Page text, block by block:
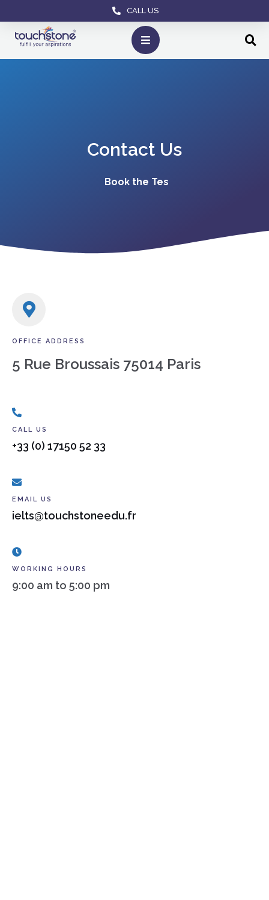
CALL US
Contact Us
Book the Test
OFFICE ADDRESS
5 Rue Broussais 75014 Paris
CALL US
+33 (0) 17150 52 33
EMAIL US
ielts@touchstoneedu.fr
WORKING HOURS
9:00 am to 5:00 pm